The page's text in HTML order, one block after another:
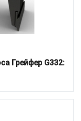
Грейфер G332: